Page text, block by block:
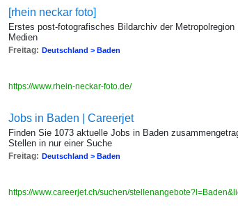
[rhein neckar foto]
Erstes post-fotografisches Bildarchiv der
Medien
Freitag: Deutschland > Baden
https://www.rhein-neckar-foto.de/
Jobs in Baden | Careerjet
Finden Sie 1073 aktuelle Jobs in Baden
Stellen in nur einer Suche
Freitag: Deutschland > Baden
https://www.careerjet.ch/suchen/